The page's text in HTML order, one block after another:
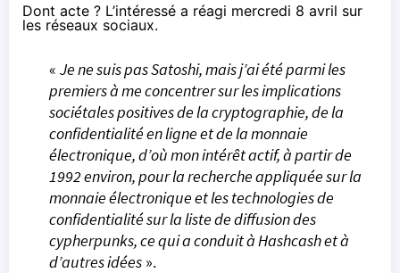
Dont acte ? L’intéressé a réagi mercredi 8 avril sur
les réseaux sociaux.
« Je ne suis pas Satoshi, mais j’ai été parmi les
premiers à me concentrer sur les implications
sociétales positives de la cryptographie, de la
confidentialité en ligne et de la monnaie
électronique, d’où mon intérêt actif, à partir de
1992 environ, pour la recherche appliquée sur la
monnaie électronique et les technologies de
confidentialité sur la liste de diffusion des
cypherpunks, ce qui a conduit à Hashcash et à
d’autres idées ».